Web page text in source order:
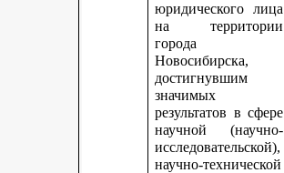
юридического лица
на территории
города
Новосибирска,
достигнувшим
значимых
результатов в сфере
научной (научно-
исследовательской),
научно-технической